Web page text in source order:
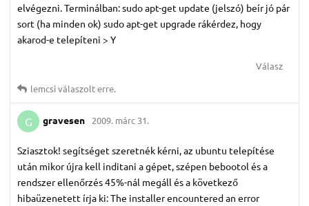
elvégezni. Terminálban: sudo apt-get update (jelszó) beír jó pár
sort (ha minden ok) sudo apt-get upgrade rákérdez, hogy
akarod-e telepíteni > Y
Válasz
lemcsiválaszolt erre.
G gravesen 2009. márc 31.
Sziasztok! segítséget szeretnék kérni, az ubuntu telepítése
után mikor újra kell inditani a gépet, szépen bebootol és a
rendszer ellenőrzés 45%-nál megáll és a következő
hibaüzenetett írja ki: The installer encountered an error